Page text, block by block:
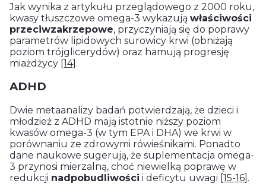
Jak wynika z artykułu przeglądowego z 2000 roku,
kwasy tłuszczowe omega-3 wykazują właściwości
przeciwzakrzepowe, przyczyniają się do poprawy
parametrów lipidowych surowicy krwi (obniżają
poziom trójglicerydów) oraz hamują progresję
miażdżycy [14] .
ADHD
Dwie metaanalizy badań potwierdzają, że dzieci i
młodzież z ADHD mają istotnie niższy poziom
kwasów omega-3 (w tym EPA i DHA) we krwi w
porównaniu ze zdrowymi rówieśnikami. Ponadto
dane naukowe sugerują, że suplementacja omega-
3 przynosi mierzalną, choć niewielką poprawę w
redukcji nadpobudliwości i deficytu uwagi [15-16] .